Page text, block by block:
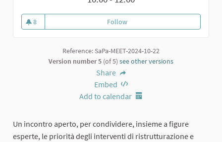
8
8 followers
FollowLaboratorio di co-design
Reference: SaPa-MEET-2024-10-22
Version number 5 (of 5) see other versions
Share
Embed
Add to calendar
Un incontro aperto, per condividere, insieme a figure
esperte, le priorità degli interventi di ristrutturazione e